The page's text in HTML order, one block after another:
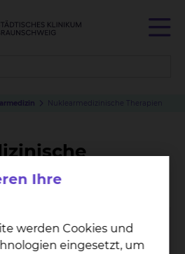
Nuklearmedizinische Therapien
Ihre
werden Cookies und
eingesetzt, um